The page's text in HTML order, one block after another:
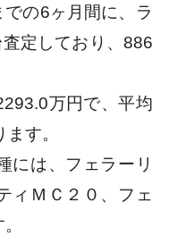
の6ヶ月間に、ラ
定しており、886
万円で、平均
す。
には、フェラーリ
ィＭＣ２０、フェ